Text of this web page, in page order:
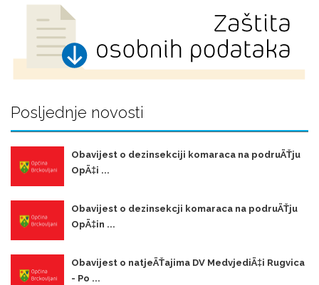
Posljednje novosti
Obavijest o dezinsekciji komaraca na podruÄŤju
OpÄ‡i ...
Obavijest o dezinsekcji komaraca na podruÄŤju
OpÄ‡in ...
Obavijest o natjeÄŤajima DV MedvjediÄ‡i Rugvica
- Po ...